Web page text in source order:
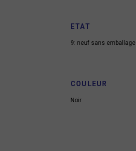
ETAT
9: neuf sans emballage
COULEUR
Noir